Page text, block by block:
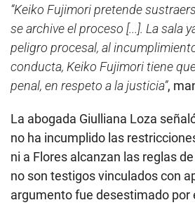
“Keiko Fujimori pretende
se archive el proceso [...]. La sala
peligro procesal, al
conducta, Keiko Fujimori tiene
penal, en respeto a la justicia”,
La abogada Giulliana Loza
no ha incumplido las
ni a Flores alcanzan las reglas
no son testigos vinculados con
argumento fue desestimado por